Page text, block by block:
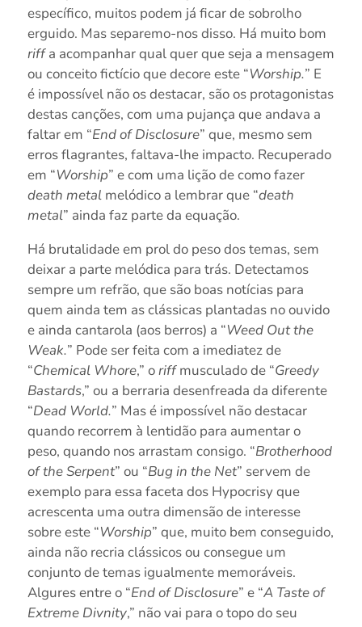
específico, muitos podem já ficar de sobrolho
erguido. Mas separemo-nos disso. Há muito bom
riffa acompanhar qual quer que seja a mensagem
ou conceito fictício que decore este “Worship.” E
é impossível não os destacar, são os protagonistas
destas canções, com uma pujança que andava a
faltar em “End of Disclosure” que, mesmo sem
erros flagrantes, faltava-lhe impacto. Recuperado
em “Worship” e com uma lição de como fazer
death metalmelódico a lembrar que “death
metal” ainda faz parte da equação.
Há brutalidade em prol do peso dos temas, sem
deixar a parte melódica para trás. Detectamos
sempre um refrão, que são boas notícias para
quem ainda tem as clássicas plantadas no ouvido
e ainda cantarola (aos berros) a “Weed Out the
Weak.” Pode ser feita com a imediatez de
“Chemical Whore,” oriffmusculado de “Greedy
Bastards,” ou a berraria desenfreada da diferente
“Dead World.” Mas é impossível não destacar
quando recorrem à lentidão para aumentar o
peso, quando nos arrastam consigo. “Brotherhood
of the Serpent” ou “Bug in the Net” servem de
exemplo para essa faceta dos Hypocrisy que
acrescenta uma outra dimensão de interesse
sobre este “Worship” que, muito bem conseguido,
ainda não recria clássicos ou consegue um
conjunto de temas igualmente memoráveis.
Algures entre o “End of Disclosure” e “A Taste of
Extreme Divnity,” não vai para o topo do seu